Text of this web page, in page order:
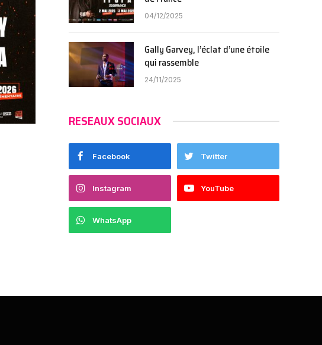
04/12/2025
Gally Garvey, l’éclat d’une étoile
qui rassemble
24/11/2025
RESEAUX SOCIAUX
Facebook Twitter
Instagram YouTube
WhatsApp